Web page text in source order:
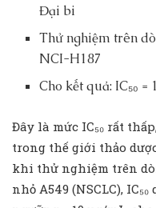
Đại bi
Thử nghiệm trên
NCI-H187
Cho kết quả: IC₅₀
Đây là mức IC₅₀ rất
trong thế giới thảo
khi thử nghiệm trên
nhỏ A549 (NSCLC),